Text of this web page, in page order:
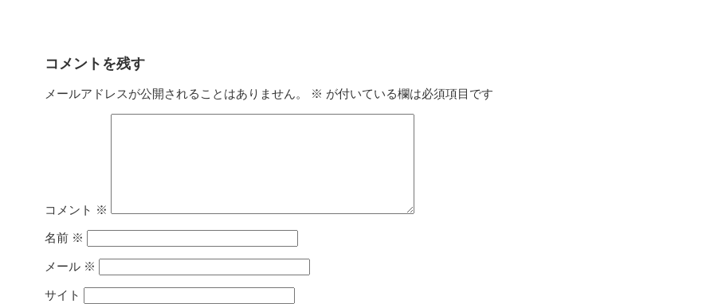
コメントを残す
メールアドレスが公開されることはありません。 ※ が付いている欄は必須項目です
コメント ※
名前 ※
メール ※
サイト